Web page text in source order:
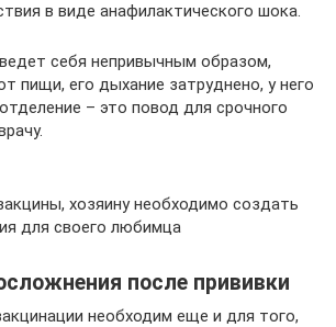
в виде анафилактического шока.
себя непривычным образом,
пищи, его дыхание затруднено, у него
– это повод для срочного
хозяину необходимо создать
для своего любимца
после прививки
необходим еще и для того,